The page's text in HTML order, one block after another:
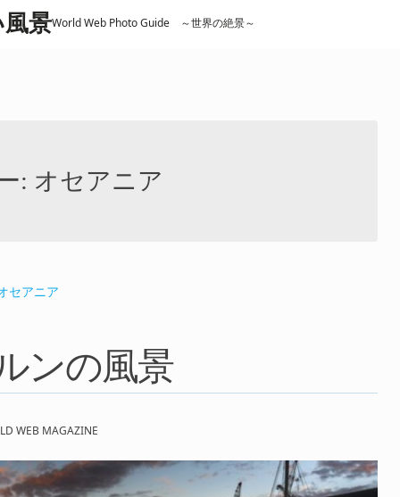
風景World Web Photo Guide ～世界の絶景～
: オセアニア
セアニア
ンの風景
WEB MAGAZINE